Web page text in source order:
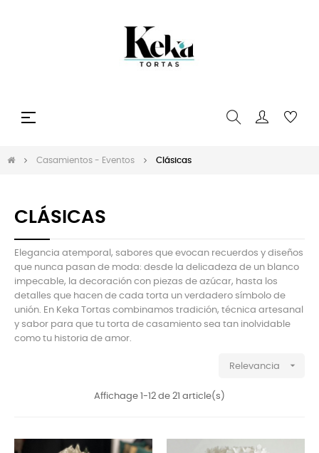
Navegación
☰
Casamientos - Eventos Clásicas
CLÁSICAS
Elegancia atemporal, sabores que evocan recuerdos y diseños
que nunca pasan de moda: desde la delicadeza de un blanco
impecable, la decoración con piezas de azúcar, hasta los
detalles que hacen de cada torta un verdadero símbolo de
unión. En Keka Tortas combinamos tradición, técnica artesanal
y sabor para que tu torta de casamiento sea tan inolvidable
como tu historia de amor.
Relevancia 
Affichage 1-12 de 21 article(s)